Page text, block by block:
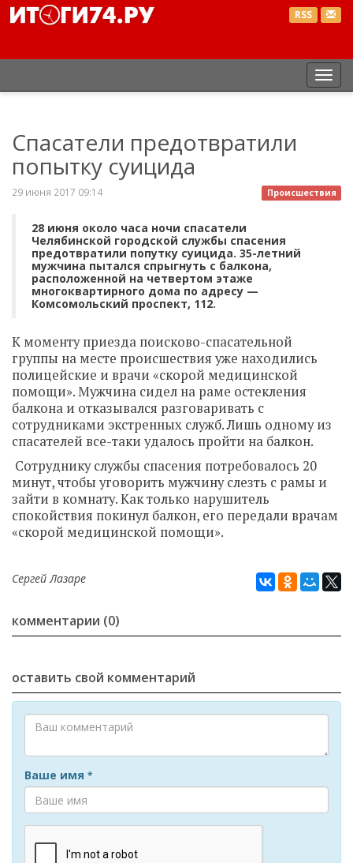
RSS
Спасатели предотвратили
попытку суицида
Происшествия
29 июня 2017 09:14
28 июня около часа ночи спасатели
Челябинской городской службы спасения
предотвратили попутку суицида. 35-летний
мужчина пытался спрыгнуть с балкона,
расположенной на четвертом этаже
многоквартирного дома по адресу —
Комсомольский проспект, 112.
К моменту приезда поисково-спасательной
группы на месте происшествия уже находились
полицейские и врачи «скорой медицинской
помощи». Мужчина сидел на раме остекления
балкона и отказывался разговаривать с
сотрудниками экстренных служб. Лишь одному из
спасателей все-таки удалось пройти на балкон.
Сотруднику службы спасения потребовалось 20
минут, чтобы уговорить мужчину слезть с рамы и
зайти в комнату. Как только нарушитель
спокойствия покинул балкон, его передали врачам
«скорой медицинской помощи».
Сергей Лазаре
комментарии (0)
оставить свой комментарий
Ваше имя *